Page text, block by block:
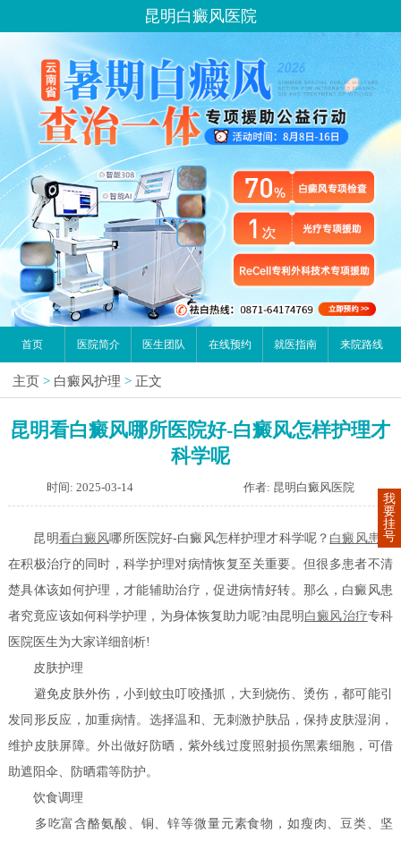
昆明白癜风医院
首页 医院简介 医生团队 在线预约 就医指南 来院路线
主页 > 白癜风护理 > 正文
昆明看白癜风哪所医院好-白癜风怎样护理才
科学呢
时间: 2025-03-14 作者: 昆明白癜风医院
昆明看白癜风哪所医院好-白癜风怎样护理才科学呢？ 白癜风患者
在积极治疗的同时，科学护理对病情恢复至关重要。但很多患者不清
楚具体该如何护理，才能辅助治疗，促进病情好转。那么，白癜风患
者究竟应该如何科学护理，为身体恢复助力呢?由昆明 白癜风治疗专科
医院医生为大家详细剖析!
皮肤护理
避免皮肤外伤，小到蚊虫叮咬搔抓，大到烧伤、烫伤，都可能引
发同形反应，加重病情。选择温和、无刺激护肤品，保持皮肤湿润，
维护皮肤屏障。外出做好防晒，紫外线过度照射损伤黑素细胞，可借
助遮阳伞、防晒霜等防护。
饮食调理
多吃富含酪氨酸、铜、锌等微量元素食物，如瘦肉、豆类、坚
我
要
挂
号